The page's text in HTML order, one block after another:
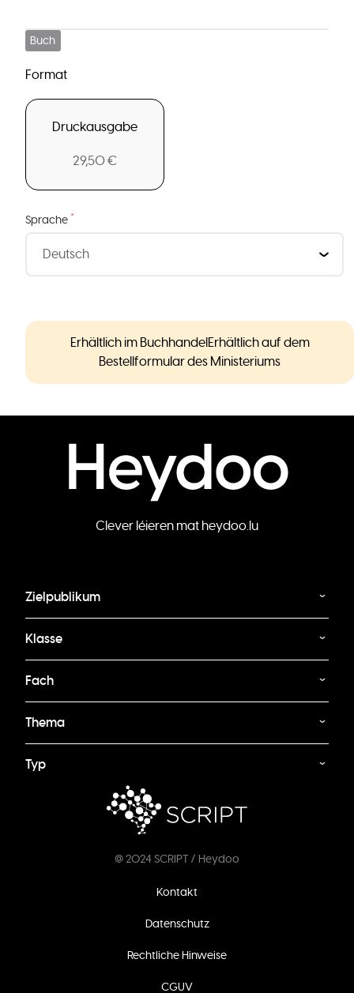
Buch
Format
Druckausgabe
29,50 €
Sprache *
Erhältlich im BuchhandelErhältlich auf dem
Bestellformular des Ministeriums
Clever léieren mat heydoo.lu
Zielpublikum
Klasse
Fach
Thema
Typ
@ 2024 SCRIPT / Heydoo
Kontakt
Datenschutz
Rechtliche Hinweise
CGUV